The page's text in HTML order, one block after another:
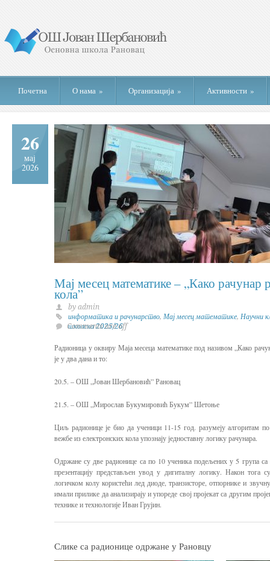
Почетна О нама » Организација » Активности »
26
мај
2026
Мај месец математике – „Како
кола”
by admin
информатика и рачунарство, Мај месец математике, Научни
школска 2025/26
Comments are off
Радионица у оквиру Маја месеца математике под називом „Како
је у два дана и то:
20.5. – ОШ „Јован Шербановић” Рановац
21.5. – ОШ „Мирослав Букумировић Букум” Шетоње
Циљ радионице је био да ученици 11-15 год. разумеју алгоритам
вежбе из електронских кола упознају једноставну логику рачунара.
Одржане су две радионице са по 10 ученика подељених у 5 група
презентацију представљен увод у дигиталну логику. Након тога
логичком колу користећи лед диоде, транзисторе, отпорнике и
имали прилике да анализирају и упореде свој пројекат са другим
технике и технологије Иван Грујин.
Слике са радионице одржане у Рановцу